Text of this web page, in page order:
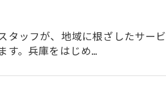
タッフが、地域に根ざしたサービ
す。兵庫をはじめ…